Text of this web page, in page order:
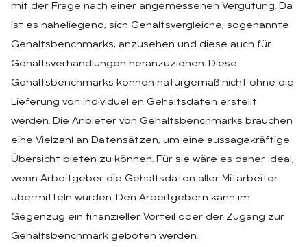
mit der Frage nach einer angemessenen Vergütung. Da
ist es naheliegend, sich Gehaltsvergleiche, sogenannte
Gehaltsbenchmarks, anzusehen und diese auch für
Gehaltsverhandlungen heranzuziehen. Diese
Gehaltsbenchmarks können naturgemäß nicht ohne die
Lieferung von individuellen Gehaltsdaten erstellt
werden. Die Anbieter von Gehaltsbenchmarks brauchen
eine Vielzahl an Datensätzen, um eine aussagekräftige
Übersicht bieten zu können. Für sie wäre es daher ideal,
wenn Arbeitgeber die Gehaltsdaten aller Mitarbeiter
übermitteln würden. Den Arbeitgebern kann im
Gegenzug ein finanzieller Vorteil oder der Zugang zur
Gehaltsbenchmark geboten werden.